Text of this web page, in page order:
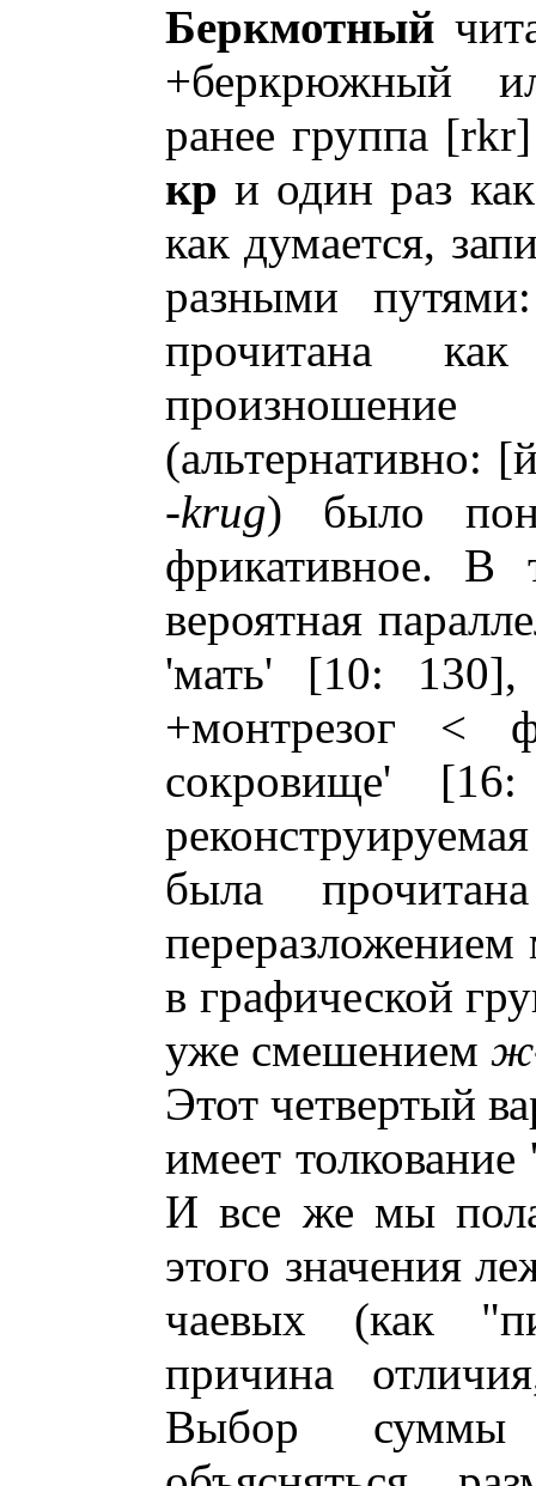
Беркмотный
+беркрюжный
ранее группа
кр и один раз
как думается,
разными
прочитана
(альтернативно:
-krug) было
фрикативное. В
вероятная
'мать' [10: 130],
+монтрезог <
сокровище'
была
в графической
уже смешением
Этот четвертый
имеет
И все же мы
этого значения
чаевых (как
причина
Выбор